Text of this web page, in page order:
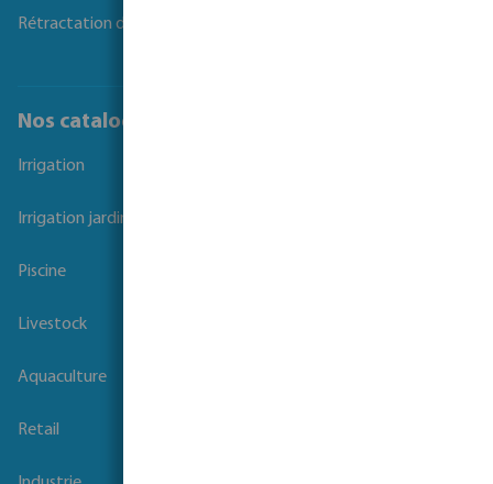
Rétractation du contrat
Nos catalogues
Irrigation
Irrigation jardins et parcs
Piscine
Livestock
Aquaculture
Retail